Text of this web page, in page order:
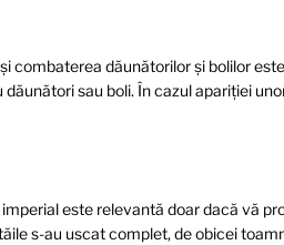
combaterea dăunătorilor și bolilor
sau boli. În cazul apariției
este relevantă doar dacă vă
s-au uscat complet, de obicei